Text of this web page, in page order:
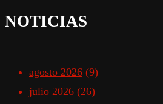
NOTICIAS
agosto 2026 (9)
julio 2026 (26)